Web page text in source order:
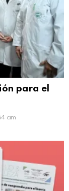
para el
am